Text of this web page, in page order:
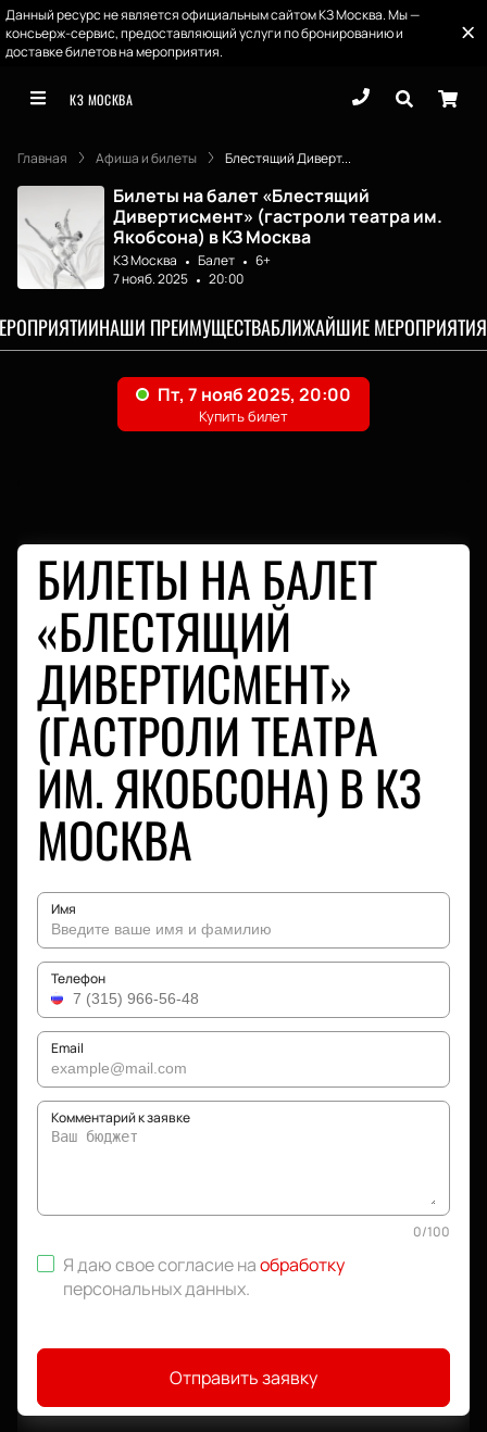
Данный ресурс не является официальным сайтом КЗ Москва. Мы —
консьерж-сервис, предоставляющий услуги по бронированию и
доставке билетов на мероприятия.
КЗ МОСКВА
Главная Афиша и билеты Блестящий Диверт...
Билеты на балет «Блестящий
Дивертисмент» (гастроли театра им.
Якобсона) в КЗ Москва
КЗ Москва Балет
6+
7 нояб. 2025
20:00
НАШИ ПРЕИМУЩЕСТВАБЛИЖАЙШИЕ МЕРОПРИЯТИЯ
БИЛЕТЫ НА БАЛЕТ
«БЛЕСТЯЩИЙ
ДИВЕРТИСМЕНТ»
(ГАСТРОЛИ ТЕАТРА
ИМ. ЯКОБСОНА) В КЗ
МОСКВА
Имя
Телефон
Email
Комментарий к заявке
0/100
Я даю свое согласие наобработку
персональных данных.
Отправить заявку